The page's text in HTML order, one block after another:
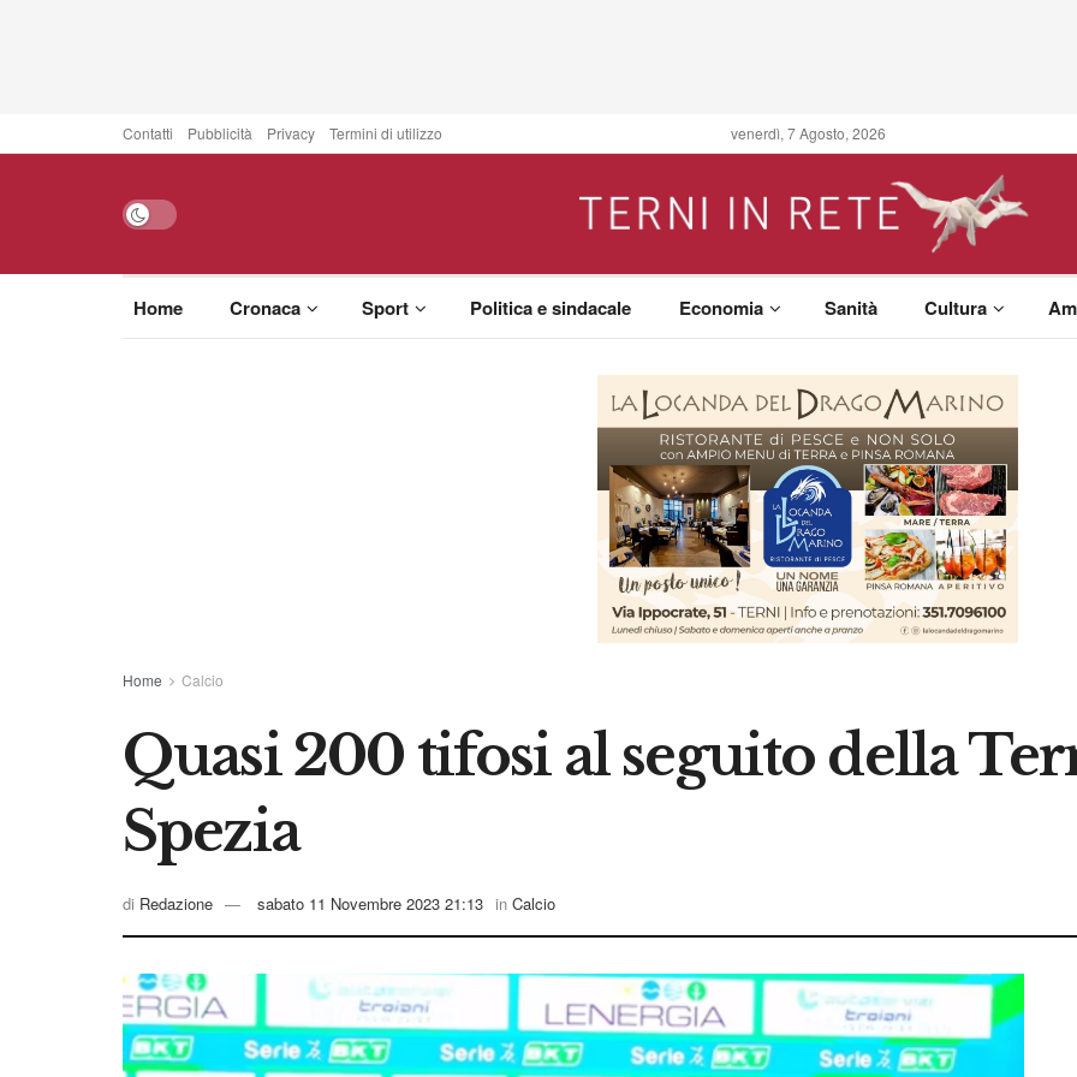
Contatti Pubblicità Privacy Termini di utilizzo venerdì, 7 Agosto, 2026
Home Cronaca Sport Politica e sindacale Economia Sanità Cultura
Home Calcio
Quasi 200 tifosi al seguito della
Spezia
di Redazione sabato 11 Novembre 2023 21:13 in Calcio